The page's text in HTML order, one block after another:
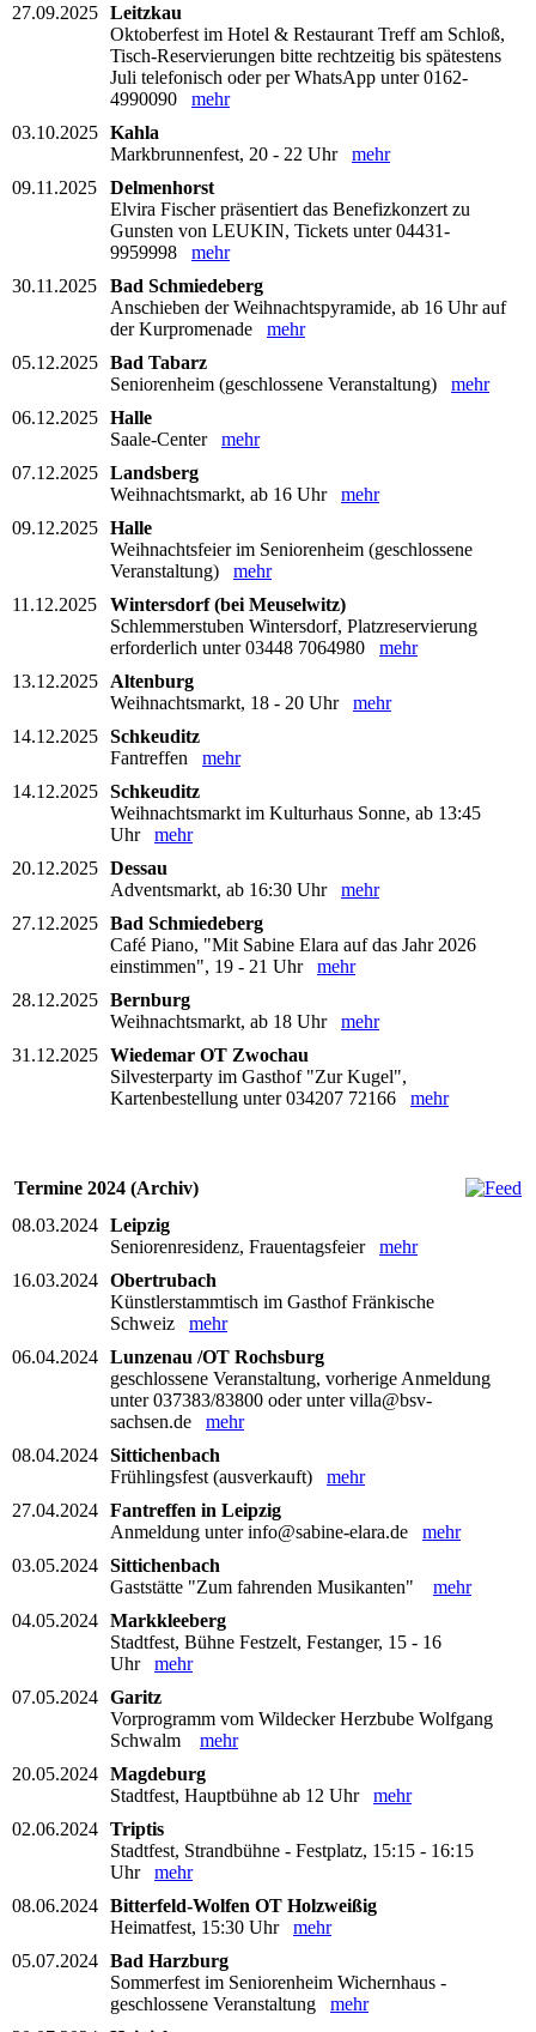
27.09.2025 Leitzkau
Oktoberfest im Hotel & Restaurant Treff am Schloß,
Tisch-Reservierungen bitte rechtzeitig bis spätestens
Juli telefonisch oder per WhatsApp unter 0162-
4990090 mehr
03.10.2025 Kahla
Markbrunnenfest, 20 - 22 Uhr mehr
09.11.2025
Delmenhorst
Elvira Fischer präsentiert das Benefizkonzert zu
Gunsten von LEUKIN, Tickets unter 04431-
9959998 mehr
30.11.2025
Bad Schmiedeberg
Anschieben der Weihnachtspyramide, ab 16 Uhr auf
der Kurpromenade mehr
05.12.2025 Bad Tabarz
Seniorenheim (geschlossene Veranstaltung) mehr
06.12.2025 Halle
Saale-Center mehr
07.12.2025 Landsberg
Weihnachtsmarkt, ab 16 Uhr mehr
09.12.2025 Halle
Weihnachtsfeier im Seniorenheim (geschlossene
Veranstaltung) mehr
11.12.2025
Wintersdorf (bei Meuselwitz)
Schlemmerstuben Wintersdorf, Platzreservierung
erforderlich unter 03448 7064980 mehr
13.12.2025
Altenburg
Weihnachtsmarkt, 18 - 20 Uhr mehr
14.12.2025 Schkeuditz
Fantreffen mehr
14.12.2025 Schkeuditz
Weihnachtsmarkt im Kulturhaus Sonne, ab 13:45
Uhr mehr
20.12.2025 Dessau
Adventsmarkt, ab 16:30 Uhr mehr
27.12.2025 Bad Schmiedeberg
Café Piano, "Mit Sabine Elara auf das Jahr 2026
einstimmen", 19 - 21 Uhr mehr
28.12.2025 Bernburg
Weihnachtsmarkt, ab 18 Uhr mehr
31.12.2025 Wiedemar OT Zwochau
Silvesterparty im Gasthof "Zur Kugel",
Kartenbestellung unter 034207 72166 mehr
Termine 2024 (Archiv)
08.03.2024 Leipzig
Seniorenresidenz, Frauentagsfeier mehr
16.03.2024 Obertrubach
Künstlerstammtisch im Gasthof Fränkische
Schweiz mehr
06.04.2024 Lunzenau /OT Rochsburg
geschlossene Veranstaltung, vorherige Anmeldung
unter 037383/83800 oder unter villa@bsv-
sachsen.de mehr
08.04.2024 Sittichenbach
Frühlingsfest (ausverkauft) mehr
27.04.2024 Fantreffen in Leipzig
Anmeldung unter info@sabine-elara.de mehr
03.05.2024 Sittichenbach
Gaststätte "Zum fahrenden Musikanten" mehr
04.05.2024 Markkleeberg
Stadtfest, Bühne Festzelt, Festanger, 15 - 16
Uhr mehr
07.05.2024 Garitz
Vorprogramm vom Wildecker Herzbube Wolfgang
Schwalm mehr
20.05.2024 Magdeburg
Stadtfest, Hauptbühne ab 12 Uhr mehr
02.06.2024 Triptis
Stadtfest, Strandbühne - Festplatz, 15:15 - 16:15
Uhr mehr
08.06.2024 Bitterfeld-Wolfen OT Holzweißig
Heimatfest, 15:30 Uhr mehr
05.07.2024 Bad Harzburg
Sommerfest im Seniorenheim Wichernhaus -
geschlossene Veranstaltung mehr